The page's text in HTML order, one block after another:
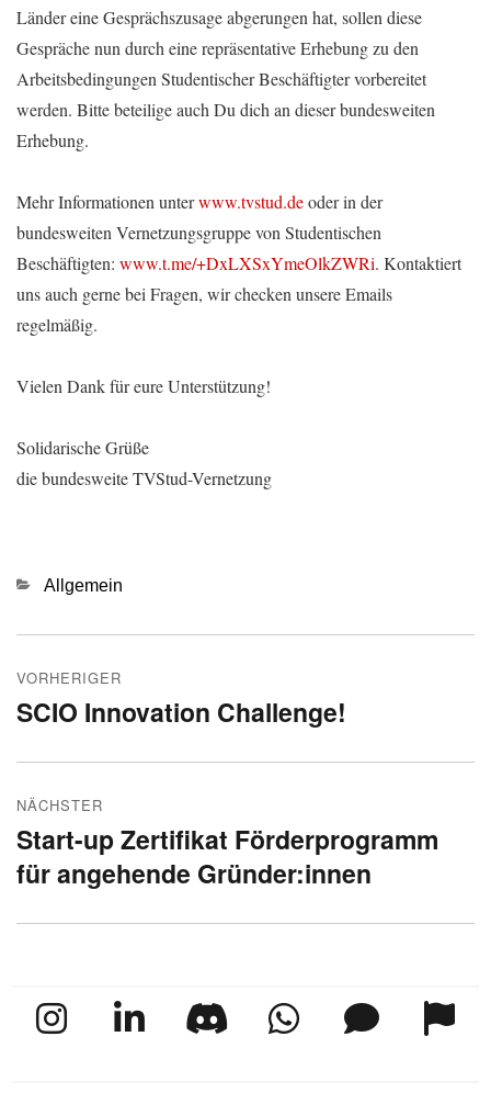
Länder eine Gesprächszusage abgerungen hat, sollen diese
Gespräche nun durch eine repräsentative Erhebung zu den
Arbeitsbedingungen Studentischer Beschäftigter vorbereitet
werden. Bitte beteilige auch Du dich an dieser bundesweiten
Erhebung.
Mehr Informationen unterwww.tvstud.deoder in der
bundesweiten Vernetzungsgruppe von Studentischen
Beschäftigten: www.t.me/+DxLXSxYmeOlkZWRi. Kontaktiert
uns auch gerne bei Fragen, wir checken unsere Emails
regelmäßig.
Vielen Dank für eure Unterstützung!
Solidarische Grüße
die bundesweite TVStud-Vernetzung
Kategorien
Allgemein
VORHERIGER
Vorheriger
SCIO Innovation Challenge!
NÄCHSTER
Nächster
Beitrag:
Start-up Zertifikat Förderprogramm
für angehende Gründer:innen